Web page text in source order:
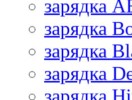
зарядка
зарядка
зарядка
зарядка
зарядка